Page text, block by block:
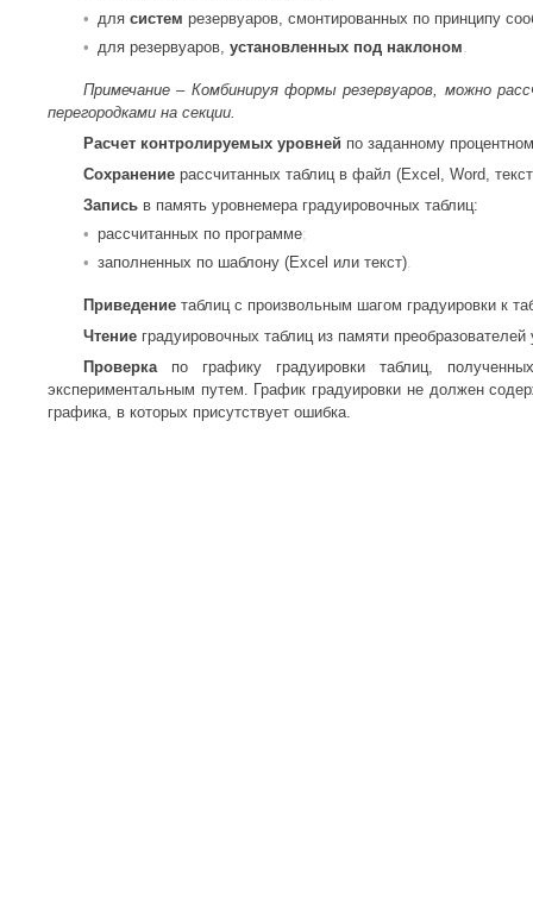
для систем резервуаров, смонтированных по принципу
для резервуаров, установленных под наклоном
Примечание – Комбинируя формы резервуаров, можно
перегородками на секции.
Расчет контролируемых уровней по заданному
Сохранение рассчитанных таблиц в файл (Excel, Word,
Запись в память уровнемера градуировочных таблиц:
рассчитанных по программе
заполненных по шаблону (Excel или текст)
Приведение таблиц с произвольным шагом градуировки к
Чтение градуировочных таблиц из памяти преобразователей
Проверкапо графику градуировки таблиц,
экспериментальным путем. График градуировки не должен
графика, в которых присутствует ошибка.